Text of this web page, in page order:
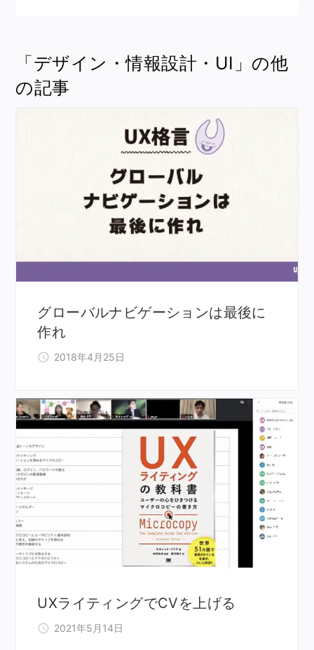
「デザイン・情報設計・UI」の他
の記事
グローバルナビゲーションは最後に
作れ
2018年4月25日
UXライティングでCVを上げる
2021年5月14日